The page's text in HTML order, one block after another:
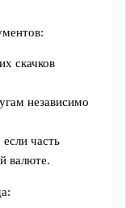
скачков
независимо
часть
валюте.